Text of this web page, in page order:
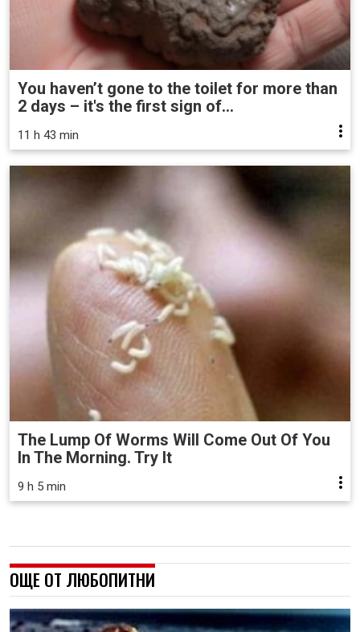
You haven’t gone to the toilet for more than
2 days – it's the first sign of...
11 h 43 min
The Lump Of Worms Will Come Out Of You
In The Morning. Try It
9 h 5 min
ОЩЕ ОТ ЛЮБОПИТНИ